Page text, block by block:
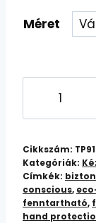
Méret
Tartós,
Védelem
mennyiség
Cikkszám:
Kategóriák:
Címkék:
conscious,
fenntartható,
hand